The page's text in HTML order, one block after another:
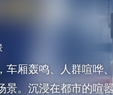
车厢轰鸣、人群喧哗
景。沉浸在都市的喧